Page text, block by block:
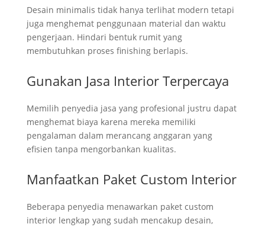
Desain minimalis tidak hanya terlihat modern tetapi
juga menghemat penggunaan material dan waktu
pengerjaan. Hindari bentuk rumit yang
membutuhkan proses finishing berlapis.
Gunakan Jasa Interior Terpercaya
Memilih penyedia jasa yang profesional justru dapat
menghemat biaya karena mereka memiliki
pengalaman dalam merancang anggaran yang
efisien tanpa mengorbankan kualitas.
Manfaatkan Paket Custom Interior
Beberapa penyedia menawarkan paket custom
interior lengkap yang sudah mencakup desain,